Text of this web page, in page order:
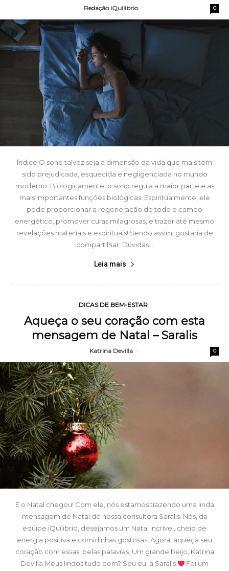
Redação iQuilibrio - 0
Índice O sono talvez seja a dimensão da vida que mais tem
sido prejudicada, esquecida e negligenciada no mundo
moderno. Biologicamente, o sono regula a maior parte e as
mais importantes funções biológicas. Espiritualmente, ele
pode proporcionar a regeneração de todo o campo
energético, promover curas milagrosas, e trazer até mesmo
revelações materiais e espirituais! Sendo assim, gostaria de
compartilhar: Dúvidas...
Leia mais
DICAS DE BEM-ESTAR
Aqueça o seu coração com esta
mensagem de Natal – Saralis
Katrina Devilla - 0
E o Natal chegou! Com ele, nós estamos trazendo uma linda
mensagem de Natal de nossa consultora Saralis. Nós, da
equipe iQuilibrio, desejamos um Natal incrível, cheio de
energia positiva e comidinhas gostosas. Agora, aqueça seu
coração com essas belas palavras. Um grande beijo, Katrina
Devilla Meus lindos tudo bem? Sou eu, a Saralis
Foi um